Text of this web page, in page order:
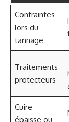
Contraintes
lors du
tannage
Traitements
protecteurs
Cuire
épaisse ou